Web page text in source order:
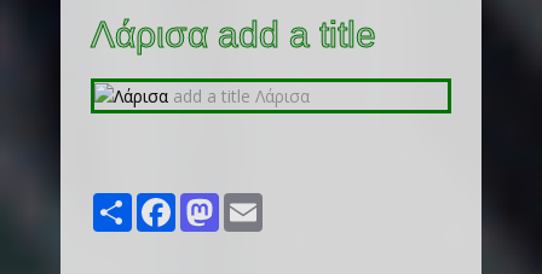
Λάρισα add a title
Share FacebookMastodon